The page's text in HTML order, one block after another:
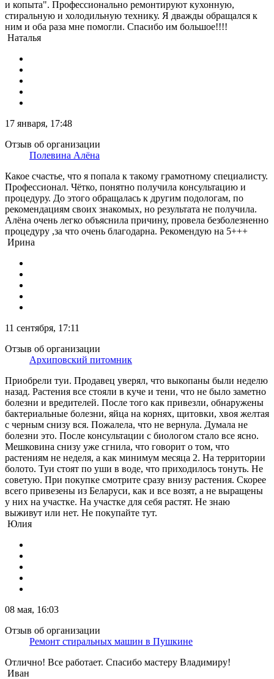
и копыта". Профессионально ремонтируют кухонную,
стиральную и холодильную технику. Я дважды обращался к
ним и оба раза мне помогли. Спасибо им большое!!!!
Наталья
17 января, 17:48
Отзыв об организации
Полевина Алёна
Какое счастье, что я попала к такому грамотному специалисту.
Профессионал. Чётко, понятно получила консультацию и
процедуру. До этого обращалась к другим подологам, по
рекомендациям своих знакомых, но результата не получила.
Алёна очень легко объяснила причину, провела безболезненно
процедуру ,за что очень благодарна. Рекомендую на 5+++
Ирина
11 сентября, 17:11
Отзыв об организации
Архиповский питомник
Приобрели туи. Продавец уверял, что выкопаны были неделю
назад. Растения все стояли в куче и тени, что не было заметно
болезни и вредителей. После того как привезли, обнаружены
бактериальные болезни, яйца на корнях, щитовки, хвоя желтая
с черным снизу вся. Пожалела, что не вернула. Думала не
болезни это. После консультации с биологом стало все ясно.
Мешковина снизу уже сгнила, что говорит о том, что
растениям не неделя, а как минимум месяца 2. На территории
болото. Туи стоят по уши в воде, что приходилось тонуть. Не
советую. При покупке смотрите сразу внизу растения. Скорее
всего привезены из Беларуси, как и все возят, а не выращены
у них на участке. На участке для себя растят. Не знаю
выживут или нет. Не покупайте тут.
Юлия
08 мая, 16:03
Отзыв об организации
Ремонт стиральных машин в Пушкине
Отлично! Все работает. Спасибо мастеру Владимиру!
Иван